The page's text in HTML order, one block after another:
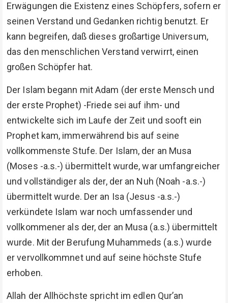
Erwägungen die Existenz eines Schöpfers, sofern er
seinen Verstand und Gedanken richtig benutzt. Er
kann begreifen, daß dieses großartige Universum,
das den menschlichen Verstand verwirrt, einen
großen Schöpfer hat.
Der Islam begann mit Adam (der erste Mensch und
der erste Prophet) -Friede sei auf ihm- und
entwickelte sich im Laufe der Zeit und sooft ein
Prophet kam, immerwährend bis auf seine
vollkommenste Stufe. Der Islam, der an Musa
(Moses -a.s.-) übermittelt wurde, war umfangreicher
und vollständiger als der, der an Nuh (Noah -a.s.-)
übermittelt wurde. Der an Isa (Jesus -a.s.-)
verkündete Islam war noch umfassender und
vollkommener als der, der an Musa (a.s.) übermittelt
wurde. Mit der Berufung Muhammeds (a.s.) wurde
er vervollkommnet und auf seine höchste Stufe
erhoben.
Allah der Allhöchste spricht im edlen Qur’an